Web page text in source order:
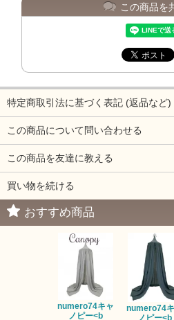
この商品を
特定商取引法に基づく表記 (返品など)
この商品について問い合わせる
この商品を友達に教える
買い物を続ける
おすすめ商品
numero74キャ
ノピー<b
numero74
ノピー<b